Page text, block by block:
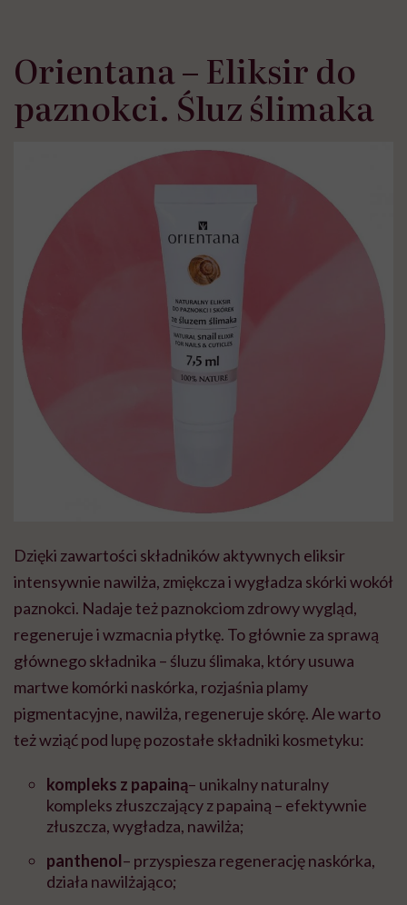
Orientana – Eliksir do
paznokci. Śluz ślimaka
Dzięki zawartości składników aktywnych eliksir
intensywnie nawilża, zmiękcza i wygładza skórki wokół
paznokci. Nadaje też paznokciom zdrowy wygląd,
regeneruje i wzmacnia płytkę. To głównie za sprawą
głównego składnika – śluzu ślimaka, który usuwa
martwe komórki naskórka, rozjaśnia plamy
pigmentacyjne, nawilża, regeneruje skórę. Ale warto
też wziąć pod lupę pozostałe składniki kosmetyku:
kompleks z papainą– unikalny naturalny
kompleks złuszczający z papainą – efektywnie
złuszcza, wygładza, nawilża;
panthenol– przyspiesza regenerację naskórka,
działa nawilżająco;